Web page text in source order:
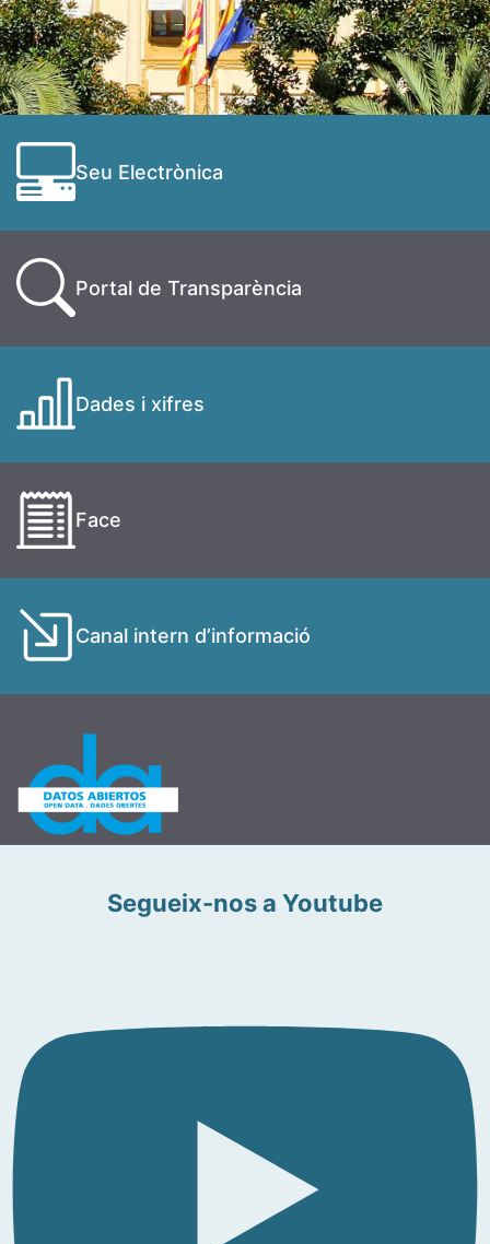
Seu Electrònica
Portal de Transparència
Dades i xifres
Face
Canal intern d’informació
Segueix-nos a Youtube